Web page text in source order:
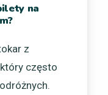
na
z
często